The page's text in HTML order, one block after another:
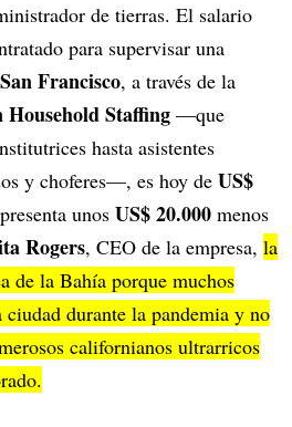
de tierras. El salario
para supervisar una
San Francisco, a través de la
Staffing —que
hasta asistentes
y choferes—, es hoy de US$
unos US$ 20.000 menos
Rogers, CEO de la empresa, la
de la Bahía porque muchos
ciudad durante la pandemia y no
californianos ultrarricos